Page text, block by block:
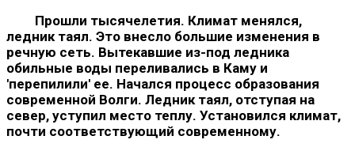
Прошли тысячелетия. Климат менялся,
ледник таял. Это вне­сло большие изменения в
речную сеть. Вытекавшие из-под ледника
обильные воды переливались в Каму и
'перепилили' ее. Начался процесс образования
современной Волги. Ледник таял, отступая на
север, уступил место теплу. Установился климат,
почти соответствующий современному.